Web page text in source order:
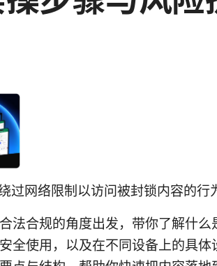
过网络限制以访问被封锁内容的行
法合规的角度出发，带你了解什么
全使用，以及在不同设备上的具体